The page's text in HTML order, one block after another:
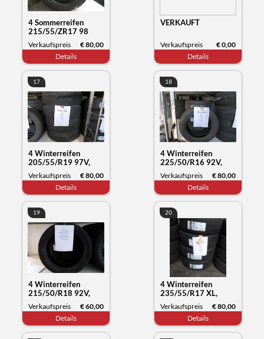
4 Sommerreifen
215/55/ZR17 98
WXL, Compasal
Blazer UHP2, Datum,
Verkaufspreis
€ 80,00
Details
VERKAUFT
Verkaufspreis
€ 0,00
Details
17
4 Winterreifen
205/55/R19 97V,
Yokohama Blue Earth,
Datum 33/23
Verkaufspreis
€ 80,00
Details
18
4 Winterreifen
225/50/R16 92V,
Kumho Tyre Solus 4,
Datum 03/22
Verkaufspreis
€ 80,00
Details
19
4 Winterreifen
215/50/R18 92V,
Kumho Tyre
Wintercraft WB52,
Datum 30/23
Verkaufspreis
€ 60,00
Details
20
4 Winterreifen
235/55/R17 XL,
Kumho Tyre
Wintercraft WP52,
Datum 35/23
Verkaufspreis
€ 80,00
Details